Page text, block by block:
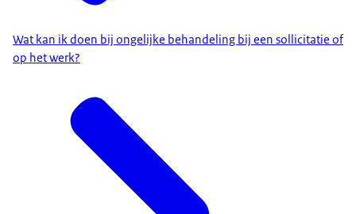
Wat kan ik doen bij ongelijke behandeling bij een sollicitatie of
op het werk?